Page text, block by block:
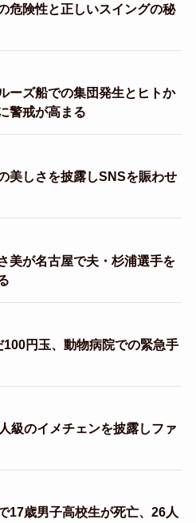
危険性と正しいスイングの秘
ーズ船での集団発生とヒトか
警戒が高まる
美しさを披露しSNSを賑わせ
美が名古屋で夫・杉浦選手を
円玉、動物病院での緊急手
級のイメチェンを披露しファ
17歳男子高校生が死亡、26人